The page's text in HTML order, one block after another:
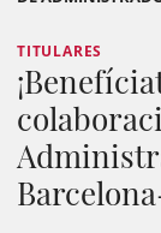
TITULARES